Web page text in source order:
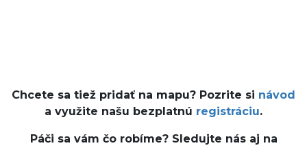
Chcete sa tiež pridať na mapu? Pozrite si návod
a využite našu bezplatnú registráciu.
Páči sa vám čo robíme? Sledujte nás aj na